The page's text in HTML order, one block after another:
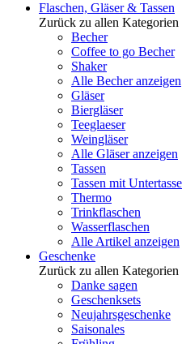
Flaschen, Gläser & Tassen
Zurück zu allen Kategorien
Becher
Coffee to go Becher
Shaker
Alle Becher anzeigen
Gläser
Biergläser
Teeglaeser
Weingläser
Alle Gläser anzeigen
Tassen
Tassen mit Untertasse
Thermo
Trinkflaschen
Wasserflaschen
Alle Artikel anzeigen
Geschenke
Zurück zu allen Kategorien
Danke sagen
Geschenksets
Neujahrsgeschenke
Saisonales